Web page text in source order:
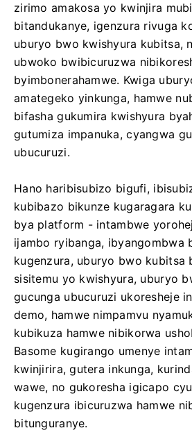
zirimo amakosa yo kwinjira
bitandukanye, igenzura rivuga
uburyo bwo kwishyura kubitsa,
ubwoko bwibicuruzwa
byimbonerahamwe. Kwiga
amategeko yinkunga, hamwe
bifasha gukumira kwishyura
gutumiza impanuka, cyangwa
ubucuruzi.
Hano haribisubizo bigufi,
kubibazo bikunze kugaragara
bya platform - intambwe
ijambo ryibanga, ibyangombwa
kugenzura, uburyo bwo kubitsa
sisitemu yo kwishyura, uburyo
gucunga ubucuruzi ukoresheje
demo, hamwe nimpamvu
kubikuza hamwe nibikorwa
Basome kugirango umenye
kwinjirira, gutera inkunga,
wawe, no gukoresha igicapo
kugenzura ibicuruzwa hamwe
bitunguranye.